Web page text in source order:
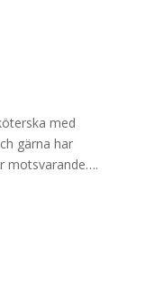
med
gärna har
motsvarande….